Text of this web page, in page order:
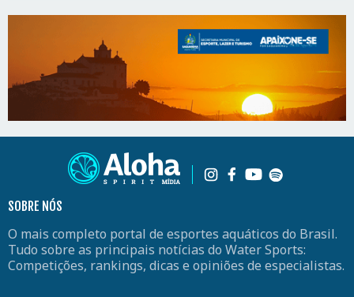
SOBRE NÓS
O mais completo portal de esportes aquáticos do Brasil.
Tudo sobre as principais notícias do Water Sports:
Competições, rankings, dicas e opiniões de especialistas.